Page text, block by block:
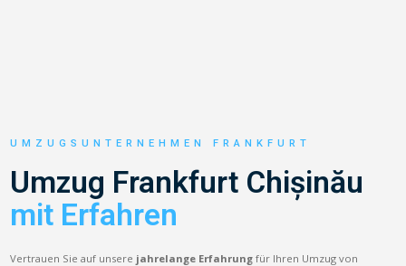
UMZUGSUNTERNEHMEN FRANKFURT
Umzug Frankfurt Chișinău
mit Erfahren
Vertrauen Sie auf unsere jahrelange Erfahrung für Ihren Umzug von